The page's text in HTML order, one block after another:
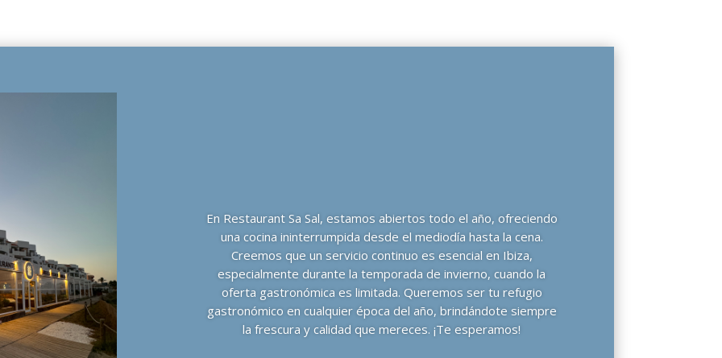
En Restaurant Sa Sal, estamos abiertos todo el año, ofreciendo
una cocina ininterrumpida desde el mediodía hasta la cena.
Creemos que un servicio continuo es esencial en Ibiza,
especialmente durante la temporada de invierno, cuando la
oferta gastronómica es limitada. Queremos ser tu refugio
gastronómico en cualquier época del año, brindándote siempre
la frescura y calidad que mereces. ¡Te esperamos!